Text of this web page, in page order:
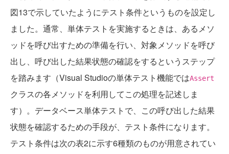
図13で示していたようにテスト条件というものを設定し
ました。通常、単体テストを実施するときは、あるメソ
ッドを呼び出すための準備を行い、対象メソッドを呼び
出し、呼び出した結果状態の確認をするというステップ
を踏みます（Visual Studioの単体テスト機能ではAssert
クラスの各メソッドを利用してこの処理を記述しま
す）。データベース単体テストで、この呼び出した結果
状態を確認するための手段が、テスト条件になります。
テスト条件は次の表2に示す6種類のものが用意されてい